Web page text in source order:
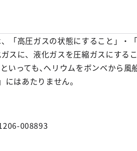
、「高圧ガスの状態にすること」・
スに、液化ガスを圧縮ガスにする
いっても､ヘリウムをボンベから
はあたりません。
008893